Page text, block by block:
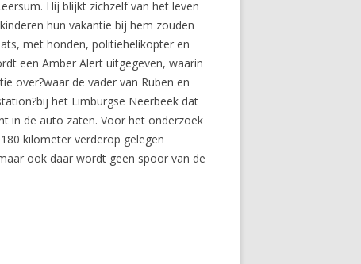
Hij blijkt zichzelf van het leven
hun vakantie bij hem zouden
met honden, politiehelikopter en
een Amber Alert uitgegeven, waarin
over?waar de vader van Ruben en
het Limburgse Neerbeek dat
in de auto zaten. Voor het onderzoek
kilometer verderop gelegen
ook daar wordt geen spoor van de